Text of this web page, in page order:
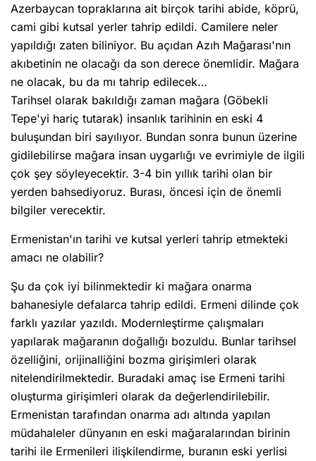
Azerbaycan topraklarına ait birçok tarihi abide, köprü,
cami gibi kutsal yerler tahrip edildi. Camilere neler
yapıldığı zaten biliniyor. Bu açıdan Azıh Mağarası'nın
akıbetinin ne olacağı da son derece önemlidir. Mağara
ne olacak, bu da mı tahrip edilecek…
Tarihsel olarak bakıldığı zaman mağara (Göbekli
Tepe'yi hariç tutarak) insanlık tarihinin en eski 4
buluşundan biri sayılıyor. Bundan sonra bunun üzerine
gidilebilirse mağara insan uygarlığı ve evrimiyle de ilgili
çok şey söyleyecektir. 3-4 bin yıllık tarihi olan bir
yerden bahsediyoruz. Burası, öncesi için de önemli
bilgiler verecektir.
Ermenistan'ın tarihi ve kutsal yerleri tahrip etmekteki
amacı ne olabilir?
Şu da çok iyi bilinmektedir ki mağara onarma
bahanesiyle defalarca tahrip edildi. Ermeni dilinde çok
farklı yazılar yazıldı. Modernleştirme çalışmaları
yapılarak mağaranın doğallığı bozuldu. Bunlar tarihsel
özelliğini, orijinalliğini bozma girişimleri olarak
nitelendirilmektedir. Buradaki amaç ise Ermeni tarihi
oluşturma girişimleri olarak da değerlendirilebilir.
Ermenistan tarafından onarma adı altında yapılan
müdahaleler dünyanın en eski mağaralarından birinin
tarihi ile Ermenileri ilişkilendirme, buranın eski yerlisi